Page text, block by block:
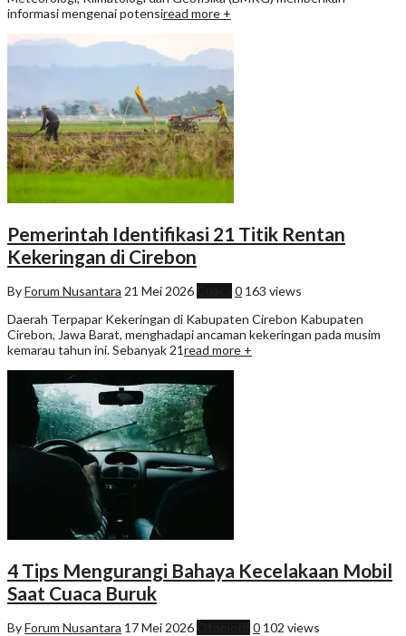
informasi mengenai potensiread more +
Pemerintah Identifikasi 21 Titik Rentan
Kekeringan di Cirebon
ByForum Nusantara 21 Mei 2026 0 163 views
Daerah Terpapar Kekeringan di Kabupaten Cirebon Kabupaten
Cirebon, Jawa Barat, menghadapi ancaman kekeringan pada musim
kemarau tahun ini. Sebanyak 21read more +
4 Tips Mengurangi Bahaya Kecelakaan Mobil
Saat Cuaca Buruk
ByForum Nusantara 17 Mei 2026 0 102 views